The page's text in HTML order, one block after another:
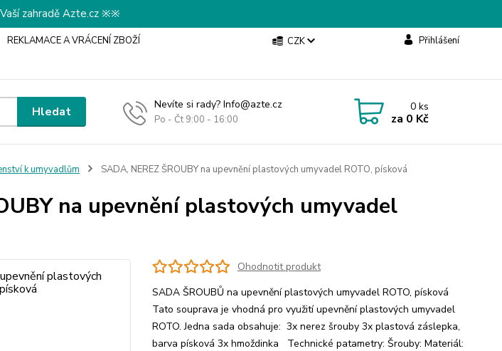
zahradě Azte.cz ※※
REKLAMACE A VRÁCENÍ ZBOŽÍ
CZK Přihlášení
Hledat Nevíte si rady? Info@azte.cz
Po - Čt 9:00 - 16:00
0ks
za 0 Kč
k umyvadlům SADA, NEREZ ŠROUBY na upevnění plastových umyvadel ROTO, písková
na upevnění plastových umyvadel
Ohodnotit produkt
SADA ŠROUBŮ na upevnění plastových umyvadel ROTO, písková
Tato souprava je vhodná pro využití upevnění plastových umyvadel
ROTO. Jedna sada obsahuje: 3x nerez šrouby 3x plastová záslepka,
barva písková 3x hmoždinka Technické patametry: Šrouby: Materiál: